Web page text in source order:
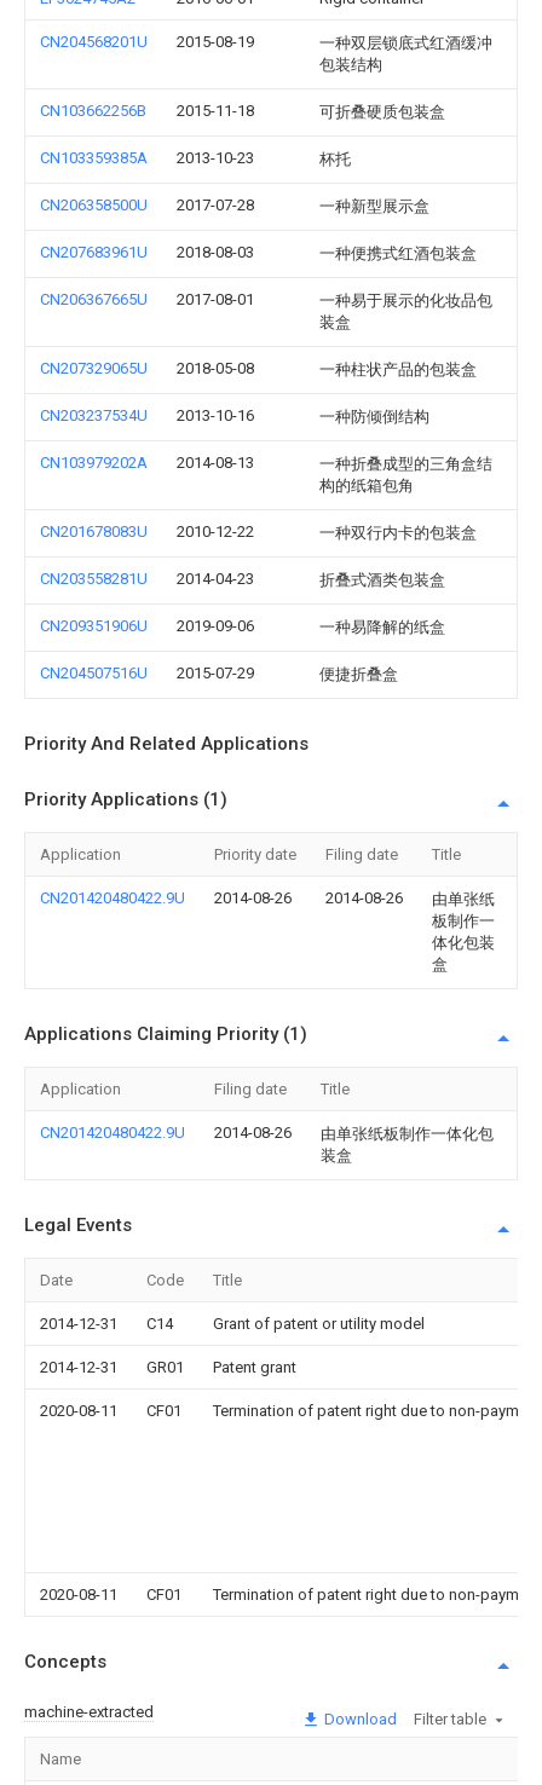
CN204568201U 2015-08-19
一种双层锁底式红酒缓冲
包装结构
CN103662256B 2015-11-18 可折叠硬质包装盒
CN103359385A 2013-10-23 杯托
CN206358500U 2017-07-28 一种新型展示盒
CN207683961U 2018-08-03 一种便携式红酒包装盒
CN206367665U 2017-08-01
一种易于展示的化妆品包
装盒
CN207329065U 2018-05-08 一种柱状产品的包装盒
CN203237534U 2013-10-16 一种防倾倒结构
CN103979202A 2014-08-13
一种折叠成型的三角盒结
构的纸箱包角
CN201678083U 2010-12-22 一种双行内卡的包装盒
CN203558281U 2014-04-23 折叠式酒类包装盒
CN209351906U 2019-09-06 一种易降解的纸盒
CN204507516U 2015-07-29 便捷折叠盒
Priority And Related Applications
Priority Applications (1)
Application Priority date Filing date Title
CN201420480422.9U 2014-08-26 2014-08-26
由单张纸
板制作一
体化包装
盒
Applications Claiming Priority (1)
Application Filing date Title
CN201420480422.9U 2014-08-26
由单张纸板制作一体化包
装盒
Legal Events
Date Code Title
2014-12-31 C14 Grant of patent or utility model
2014-12-31 GR01 Patent grant
2020-08-11 CF01 Termination of patent right due to non-
2020-08-11 CF01 Termination of patent right due to non-
Concepts
machine-extracted Download Filter table
Name